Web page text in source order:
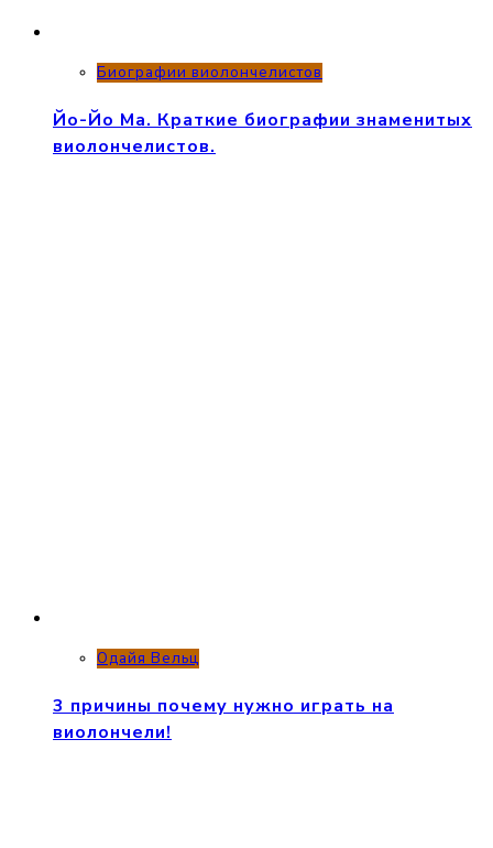
Биографии виолончелистов
Йо-Йо Ма. Краткие биографии знаменитых
виолончелистов.
Одайя Вельц
3 причины почему нужно играть на
виолончели!